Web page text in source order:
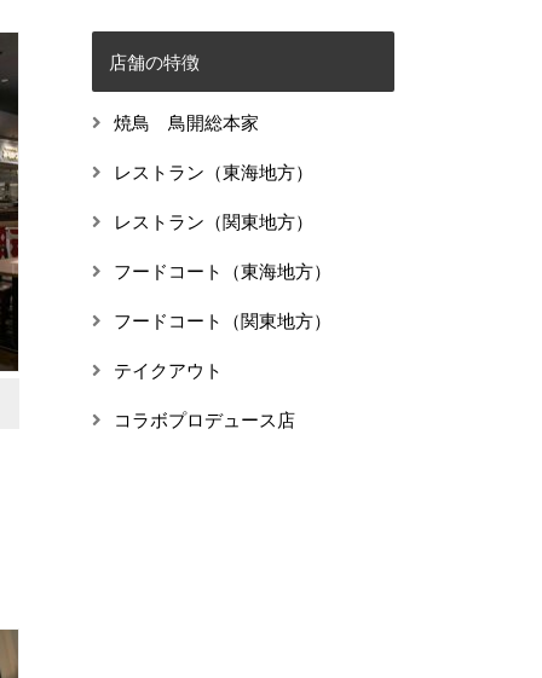
店舗の特徴
焼鳥 鳥開総本家
レストラン（東海地方）
レストラン（関東地方）
フードコート（東海地方）
フードコート（関東地方）
テイクアウト
コラボプロデュース店